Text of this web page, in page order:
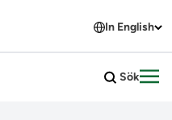
In English
Sök